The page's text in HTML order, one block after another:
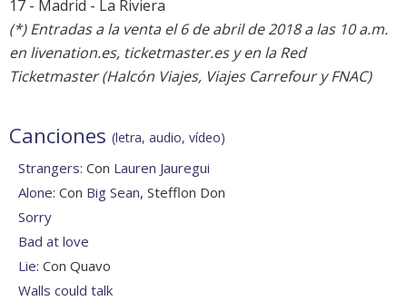
17 - Madrid - La Riviera
(*) Entradas a la venta el 6 de abril de 2018 a las 10 a.m.
en livenation.es, ticketmaster.es y en la Red
Ticketmaster (Halcón Viajes, Viajes Carrefour y FNAC)
Canciones (letra, audio, vídeo)
Strangers: Con Lauren Jauregui
Alone: Con Big Sean, Stefflon Don
Sorry
Bad at love
Lie: Con Quavo
Walls could talk